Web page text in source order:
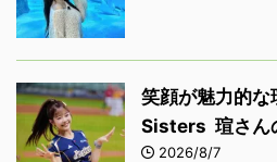
笑顔が魅力的
Sisters 瑄さん
2026/8/7